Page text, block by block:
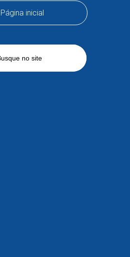
Página inicial